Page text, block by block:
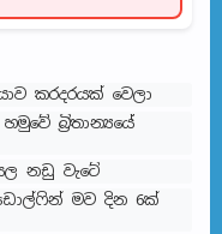
කරදරයක් වෙලා
බ්‍රිතාන්‍යයේ
නඩු වැටේ
මව දින 6ක්